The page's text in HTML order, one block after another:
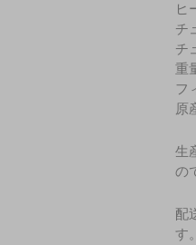
ヒ
チ
チ
重
フ
原
生
の
配
す